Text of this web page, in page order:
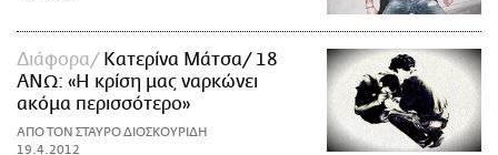
Διάφορα
Kατερίνα Μάτσα/ 18
ΑΝΩ: «Η κρίση μας ναρκώνει
ακόμα περισσότερο»
ΑΠΟ ΤΟΝ ΣΤΑΥΡΟ ΔΙΟΣΚΟΥΡΙΔΗ
19.4.2012